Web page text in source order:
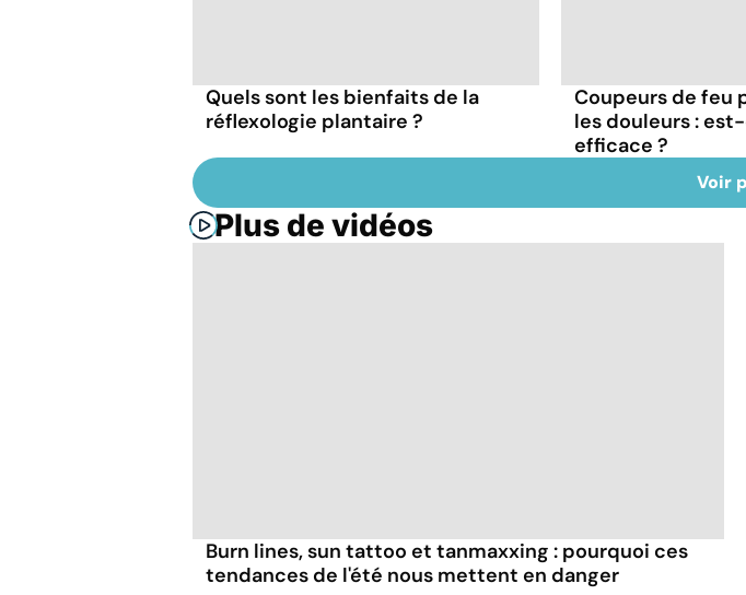
Quels sont les bienfaits de la
réflexologie plantaire ?
Coupeurs de feu
les douleurs :
efficace ?
Voir
Plus de vidéos
Burn lines, sun tattoo et tanmaxxing : pourquoi ces
tendances de l'été nous mettent en danger